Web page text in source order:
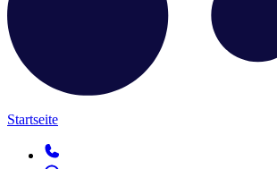
Startseite